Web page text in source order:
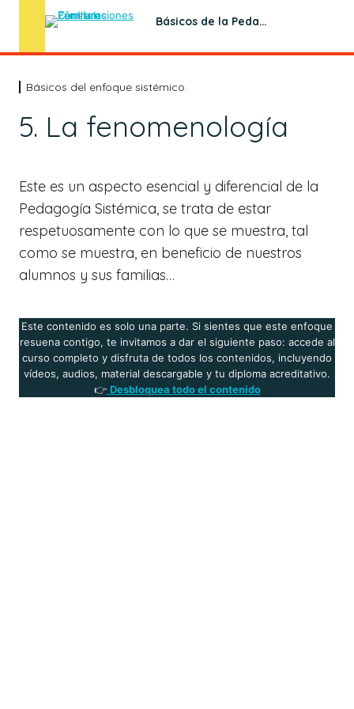
Básicos de la Pedagogía Sistémica
Básicos del enfoque sistémico.
1. Básicos del enfoque sistémico. El respeto
3. Empatía sistémica
4. Ampliar la mirada y ver en profundidad
5. La fenomenología
7. Secretos de la Pedagogía Sistémica: "Actitudes que
facilitan los aprendizajes"
Lo que te llevas
Básicos del enfoque sistémico.
5. La fenomenología
Este es un aspecto esencial y diferencial de la
Pedagogía Sistémica, se trata de estar
respetuosamente con lo que se muestra, tal
como se muestra, en beneficio de nuestros
alumnos y sus familias…
Este contenido es solo una parte. Si sientes que este enfoque
resuena contigo, te invitamos a dar el siguiente paso: accede al
curso completo y disfruta de todos los contenidos, incluyendo
vídeos, audios, material descargable y tu diploma acreditativo.
👉 Desbloquea todo el contenido